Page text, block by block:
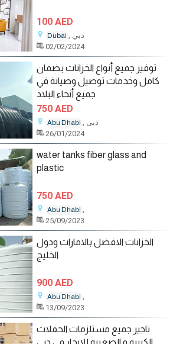
100 AED
Dubai
, دبي
02/02/2024
توفير جميع أنواع الخزانات بضمان
كامل وخدمات توصيل وصيانة في
جميع أنحاء البلاد
750 AED
Abu Dhabi
, دبى
26/01/2024
water tanks fiber glass and
plastic
750 AED
Abu Dhabi ,
25/09/2023
الخزانات الافضل بالامارات ودول
الخليج
900 AED
Abu Dhabi ,
13/09/2023
تاجير جميع مستلزمات الحفلات
الكبيره و الصغيره للايجار في دبى